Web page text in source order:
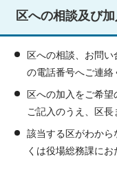
区への相談及び
区への相談、お問
の電話番号へご連絡
区への加入をご希
ご記入のうえ、区長
該当する区がわから
くは役場総務課にお